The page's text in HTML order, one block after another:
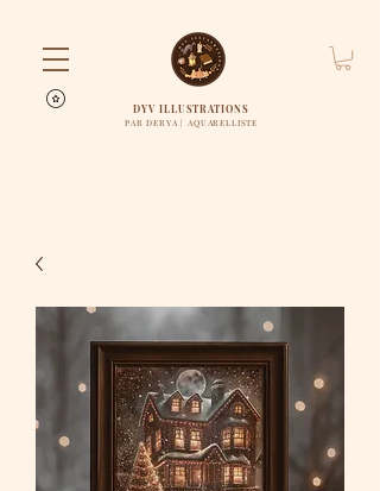
DYV ILLUSTRATIONS
PAR DERYA | AQUARELLISTE